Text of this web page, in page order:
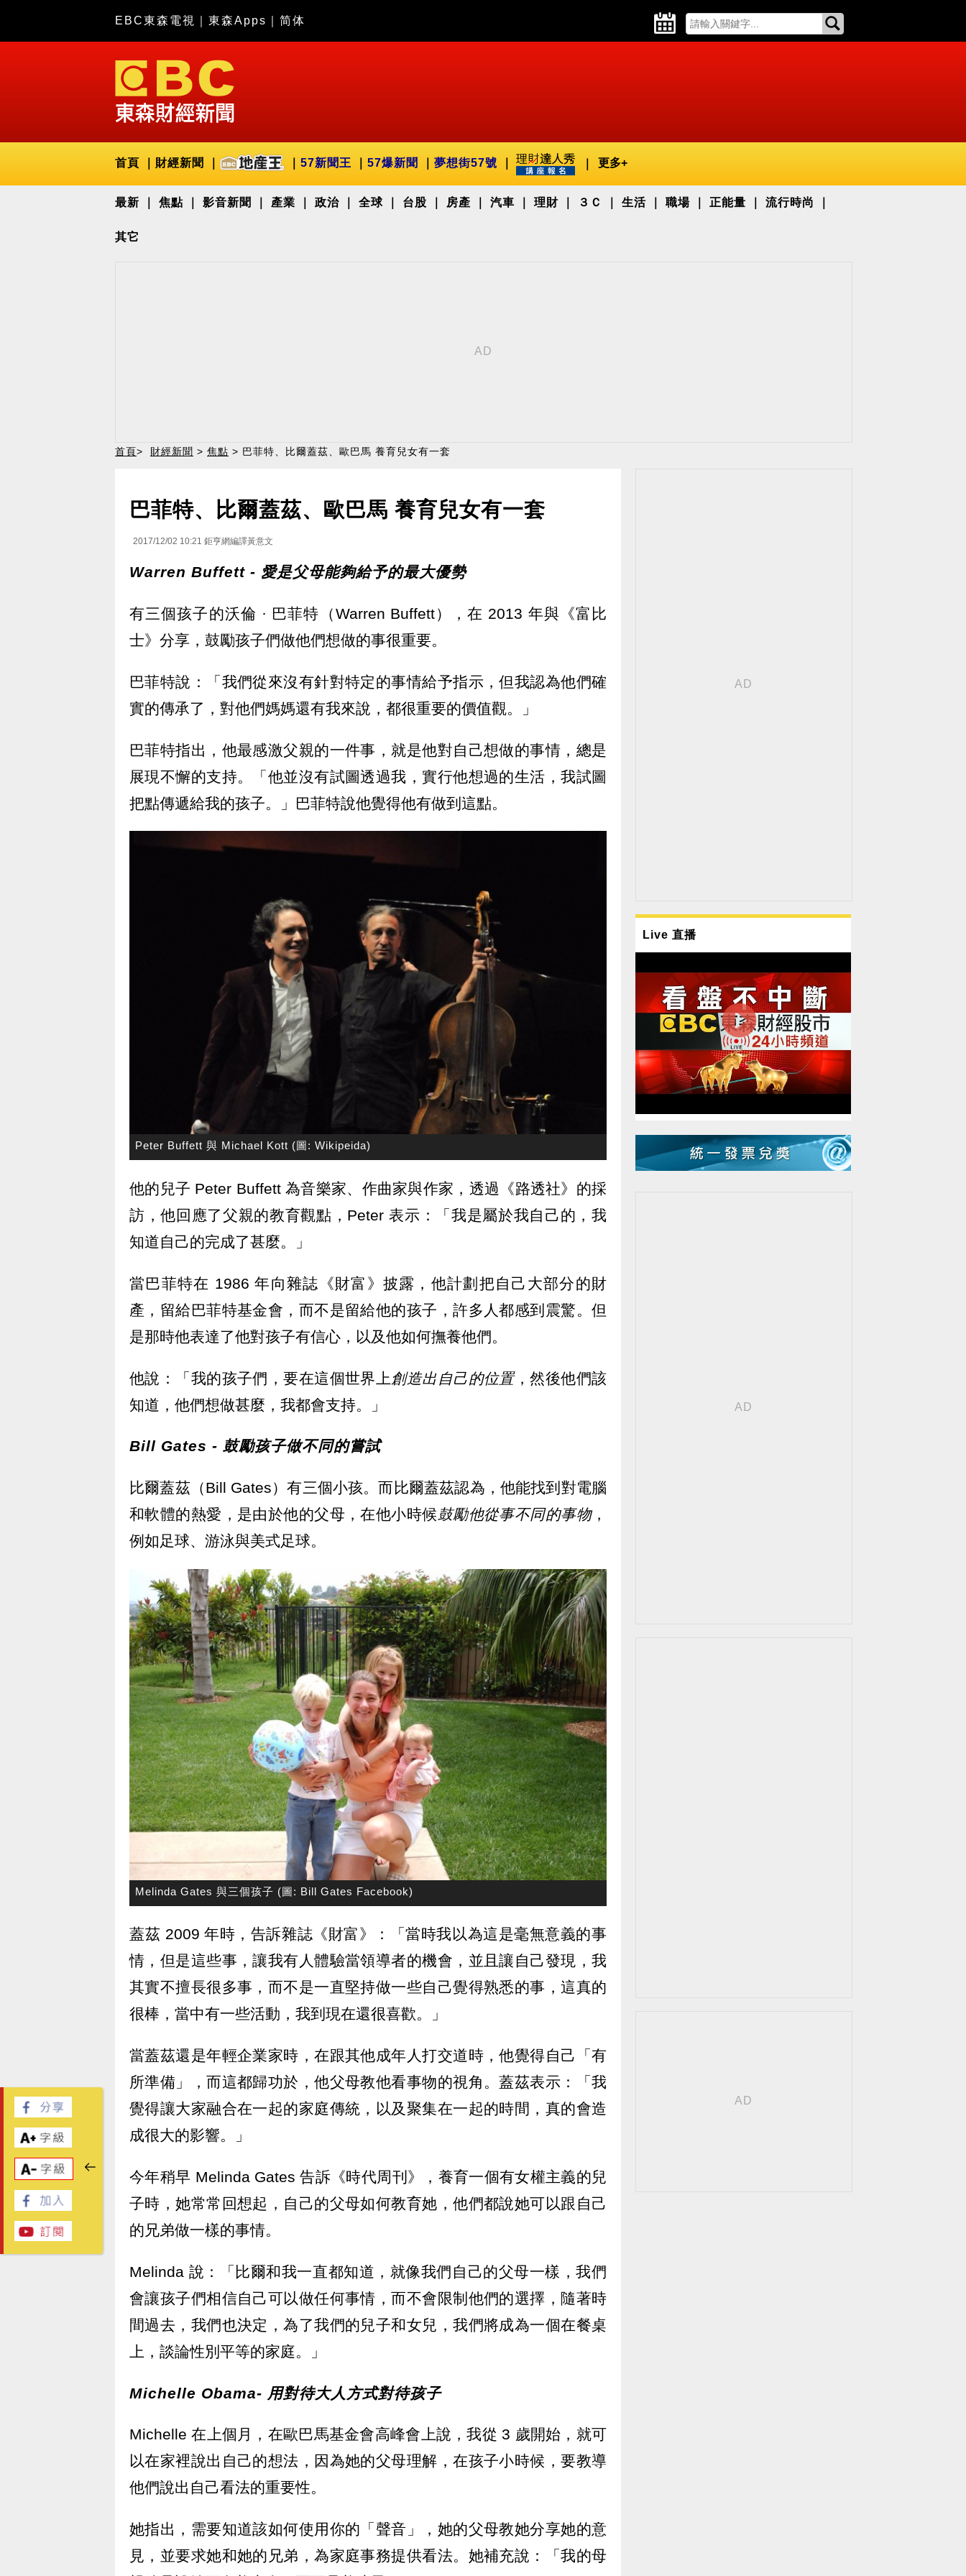
EBC東森電視 東森Apps 简体
首頁 財經新聞 57新聞王 57爆新聞 夢想街57號 更多+
最新 焦點 影音新聞 產業 政治 全球 台股 房產 汽車 理財 ３Ｃ 生活 職場 正能量 流行時尚
其它
首頁> 財經新聞 > 焦點 > 巴菲特、比爾蓋茲、歐巴馬 養育兒女有一套
巴菲特、比爾蓋茲、歐巴馬 養育兒女有一套
2017/12/02 10:21 鉅亨網編譯黃意文
Warren Buffett - 愛是父母能夠給予的最大優勢
有三個孩子的沃倫 · 巴菲特（Warren Buffett），在 2013 年與《富比
士》分享，鼓勵孩子們做他們想做的事很重要。
巴菲特說：「我們從來沒有針對特定的事情給予指示，但我認為他們確
實的傳承了，對他們媽媽還有我來說，都很重要的價值觀。」
巴菲特指出，他最感激父親的一件事，就是他對自己想做的事情，總是
展現不懈的支持。「他並沒有試圖透過我，實行他想過的生活，我試圖
把點傳遞給我的孩子。」巴菲特說他覺得他有做到這點。
Peter Buffett 與 Michael Kott (圖: Wikipeida)
他的兒子 Peter Buffett 為音樂家、作曲家與作家，透過《路透社》的採
訪，他回應了父親的教育觀點，Peter 表示：「我是屬於我自己的，我
知道自己的完成了甚麼。」
當巴菲特在 1986 年向雜誌《財富》披露，他計劃把自己大部分的財
產，留給巴菲特基金會，而不是留給他的孩子，許多人都感到震驚。但
是那時他表達了他對孩子有信心，以及他如何撫養他們。
他說：「我的孩子們，要在這個世界上創造出自己的位置，然後他們該
知道，他們想做甚麼，我都會支持。」
Bill Gates - 鼓勵孩子做不同的嘗試
比爾蓋茲（Bill Gates）有三個小孩。而比爾蓋茲認為，他能找到對電腦
和軟體的熱愛，是由於他的父母，在他小時候 鼓勵他從事不同的事物，
例如足球、游泳與美式足球。
Melinda Gates 與三個孩子 (圖: Bill Gates Facebook)
蓋茲 2009 年時，告訴雜誌《財富》：「當時我以為這是毫無意義的事
情，但是這些事，讓我有人體驗當領導者的機會，並且讓自己發現，我
其實不擅長很多事，而不是一直堅持做一些自己覺得熟悉的事，這真的
很棒，當中有一些活動，我到現在還很喜歡。」
當蓋茲還是年輕企業家時，在跟其他成年人打交道時，他覺得自己「有
所準備」，而這都歸功於，他父母教他看事物的視角。蓋茲表示：「我
覺得讓大家融合在一起的家庭傳統，以及聚集在一起的時間，真的會造
成很大的影響。」
今年稍早 Melinda Gates 告訴《時代周刊》，養育一個有女權主義的兒
子時，她常常回想起，自己的父母如何教育她，他們都說她可以跟自己
的兄弟做一樣的事情。
Melinda 說：「比爾和我一直都知道，就像我們自己的父母一樣，我們
會讓孩子們相信自己可以做任何事情，而不會限制他們的選擇，隨著時
間過去，我們也決定，為了我們的兒子和女兒，我們將成為一個在餐桌
上，談論性別平等的家庭。」
Michelle Obama- 用對待大人方式對待孩子
Michelle 在上個月，在歐巴馬基金會高峰會上說，我從 3 歲開始，就可
以在家裡說出自己的想法，因為她的父母理解，在孩子小時候，要教導
他們說出自己看法的重要性。
她指出，需要知道該如何使用你的「聲音」，她的父母教她分享她的意
見，並要求她和她的兄弟，為家庭事務提供看法。她補充說：「我的母
Live 直播